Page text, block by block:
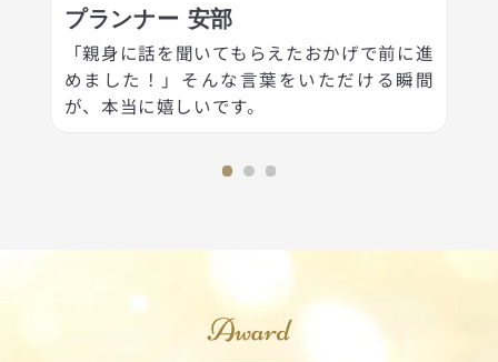
プランナー 安部
「親身に話を聞いてもらえたおかげで前に進
めました！」そんな言葉をいただける瞬間
が、本当に嬉しいです。